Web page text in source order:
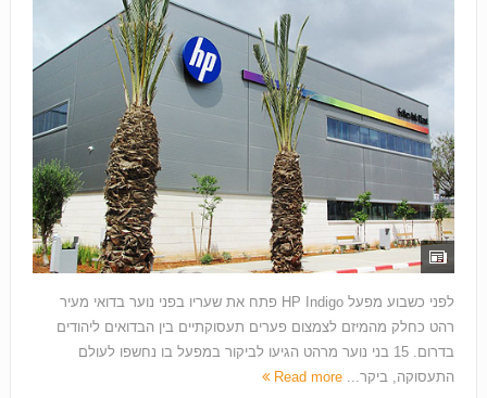
לפני כשבוע מפעל HP Indigo פתח את שעריו בפני נוער בדואי מעיר
רהט כחלק מהמיזם לצמצום פערים תעסוקתיים בין הבדואים ליהודים
בדרום. 15 בני נוער מרהט הגיעו לביקור במפעל בו נחשפו לעולם
התעסוקה, ביקר... Read more